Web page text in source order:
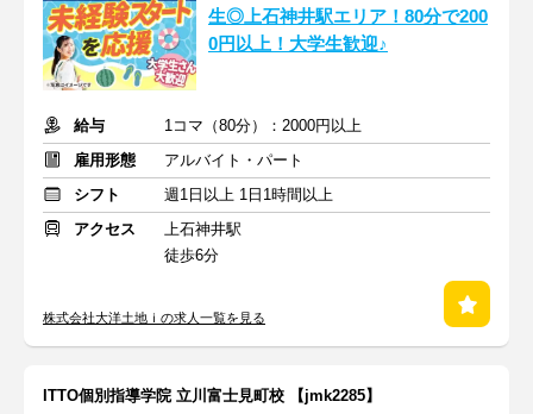
生◎上石神井駅エリア！80分で200
0円以上！大学生歓迎♪
給与
1コマ（80分）：2000円以上
雇用形態
アルバイト・パート
シフト
週1日以上 1日1時間以上
アクセス
上石神井駅
徒歩6分
株式会社大洋土地ｉの求人一覧を見る
ITTO個別指導学院 立川富士見町校 【jmk2285】